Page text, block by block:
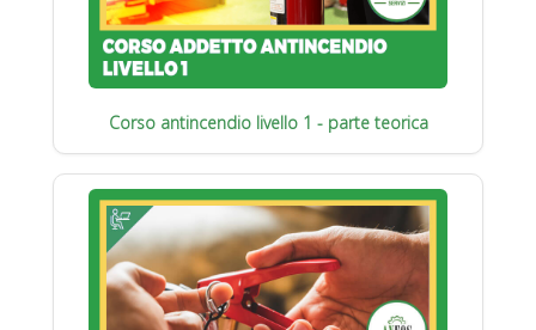
Corso antincendio livello 1 - parte teorica